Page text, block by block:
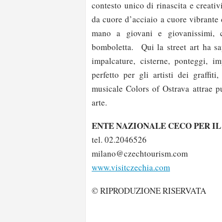
contesto unico di rinascita e
da cuore d’acciaio a cuore
mano a giovani e
bomboletta. Qui la street art ha
impalcature, cisterne, ponteggi,
perfetto per gli artisti dei graffiti,
musicale Colors of Ostrava attrae
arte.
ENTE NAZIONALE CECO PER
tel. 02.2046526
milano@czechtourism.com
www.visitczechia.com
© RIPRODUZIONE RISERVATA